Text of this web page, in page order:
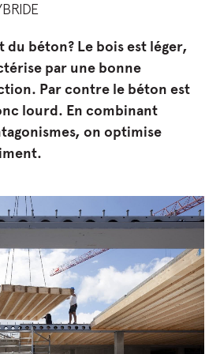
du béton? Le bois est léger,
par une bonne
Par contre le béton est
lourd. En combinant
on optimise
.